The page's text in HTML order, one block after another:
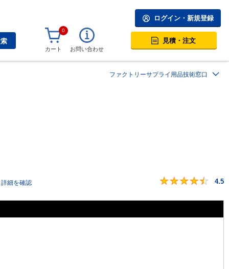
ログイン・新規登録
0
カート お問い合わせ
見積・注文
ファクトリーサプライ用品技術窓口
詳細を確認 4.5